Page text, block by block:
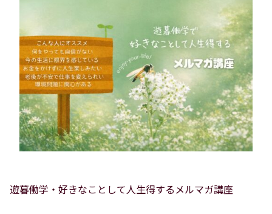
遊暮働学・好きなことして人生得するメルマガ講座